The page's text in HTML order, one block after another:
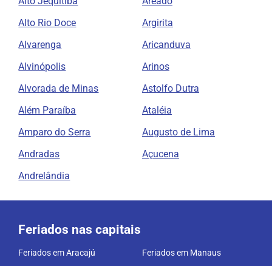
Alto Rio Doce
Alvarenga
Alvinópolis
Alvorada de Minas
Além Paraíba
Amparo do Serra
Andradas
Andrelândia
Argirita
Aricanduva
Arinos
Astolfo Dutra
Ataléia
Augusto de Lima
Açucena
Feriados nas capitais
Feriados em Aracajú
Feriados em Manaus